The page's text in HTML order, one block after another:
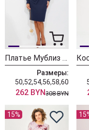
Платье Мублиз 342 синий
Размеры:
50,52,54,56,58,60
262 BYN308 BYN
15%